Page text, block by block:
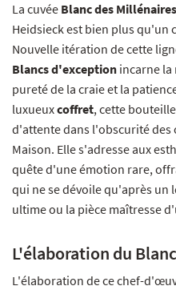
La cuvée Blanc des
Heidsieck est bien plus qu'un
Nouvelle itération de cette
Blancs d'exception incarne
pureté de la craie et la
luxueuxcoffret, cette
d'attente dans l'obscurité des
Maison. Elle s'adresse aux
quête d'une émotion rare,
qui ne se dévoile qu'après un
ultime ou la pièce maîtresse
L'élaboration du
L'élaboration de ce chef-